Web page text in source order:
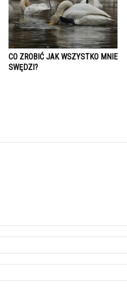
CO ZROBIĆ JAK WSZYSTKO MNIE
SWĘDZI?